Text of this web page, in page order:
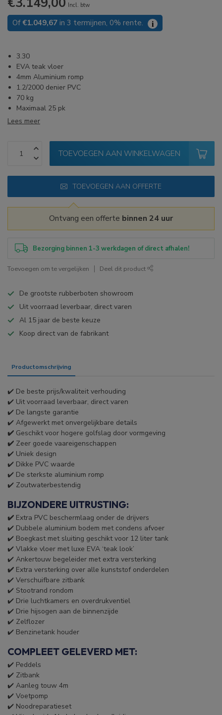
Incl. btw
Of€1.049,67 in 3 termijnen, 0% rente. i
3.30
EVA teak vloer
4mm Aluminium romp
1.2/2000 denier PVC
70 kg
Maximaal 25 pk
Lees meer
TOEVOEGEN AAN WINKELWAGEN
TOEVOEGEN AAN OFFERTE
Ontvang een offerte binnen 24 uur
Bezorging binnen 1-3 werkdagen of direct afhalen!
Toevoegen om te vergelijken Deel dit product
De grootste rubberboten showroom
Uit voorraad leverbaar, direct varen
Al 15 jaar de beste keuze
Koop direct van de fabrikant
Productomschrijving
✔️ De beste prijs/kwaliteit verhouding
✔️ Uit voorraad leverbaar, direct varen
✔️ De langste garantie
✔️ Afgewerkt met onvergelijkbare details
✔️ Geschikt voor hogere golfslag door vormgeving
✔️ Zeer goede vaareigenschappen
✔️ Uniek design
✔️ Dikke PVC waarde
✔️ De sterkste aluminium romp
✔️ Zoutwaterbestendig
BIJZONDERE UITRUSTING:
✔️ Extra PVC beschermlaag onder de drijvers
✔️ Dubbele aluminium bodem met condens afvoer
✔️ Boegkast met sluiting geschikt voor 12 liter tank
✔️ Vlakke vloer met luxe EVA ‘teak look’
✔️ Ankertouw begeleider met extra versterking
✔️ Extra versterking over alle kunststof onderdelen
✔️ Verschuifbare zitbank
✔️ Stootrand rondom
✔️ Drie luchtkamers en overdrukventiel
✔️ Drie hijsogen aan de binnenzijde
✔️ Zelflozer
✔️ Benzinetank houder
COMPLEET GELEVERD MET:
✔️ Peddels
✔️ Zitbank
✔️ Aanleg touw 4m
✔️ Voetpomp
✔️ Noodreparatieset